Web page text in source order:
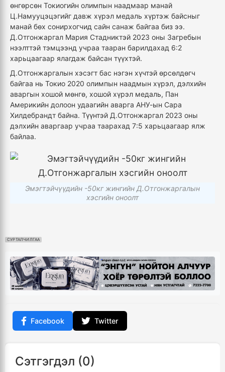
өнгөрсөн Токиогийн олимпын наадмаар манай
Ц.Намууцэцэгийг давж хүрэл медаль хүртэж байсныг
манай бөх сонирхогчид сайн санаж байгаа биз ээ.
Д.Отгонжаргал Мария Стадниктэй 2023 оны Загребын
нээлттэй тэмцээнд учраа тааран барилдахад 6:2
харьцаагаар ялагдаж байсан түүхтэй.
Д.Отгонжаргалын хэсэгт бас нэгэн хүчтэй өрсөлдөгч
байгаа нь Токио 2020 олимпын наадмын хүрэл, дэлхийн
аваргын хошой мөнгө, хошой хүрэл медаль, Пан
Америкийн долоон удаагийн аварга АНУ-ын Сара
Хилдебрандт байна. Түүнтэй Д.Отгонжаргал 2023 оны
дэлхийн аваргаар учраа таарахад 7:5 харьцаагаар ялж
байлаа.
Эмэгтэйчүүдийн -50кг жингийн Д.Отгонжаргалын
хэсгийн оноолт
СУРТАЛЧИЛГАА
Facebook Twitter
Сэтгэгдэл (0)